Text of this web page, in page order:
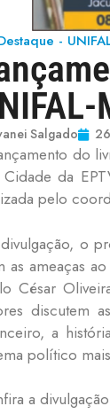
-
Salgado
do
Cidade da
pelo
o
as ameaças
César
discutem
a
político
a